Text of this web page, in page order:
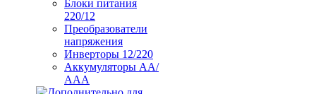
Блоки питания
220/12
Преобразователи
напряжения
Инверторы 12/220
Аккумуляторы АА/
ААА